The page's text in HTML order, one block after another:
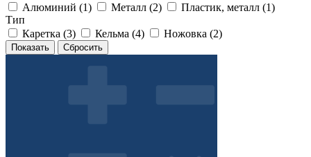
Алюминий (1) Металл (2) Пластик, металл (1)
Тип
Каретка (3) Кельма (4) Ножовка (2)